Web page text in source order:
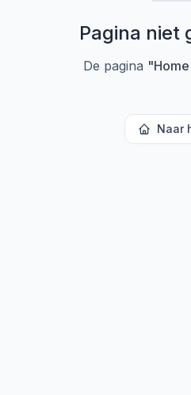
Pagina niet
De pagina "Home
Naar